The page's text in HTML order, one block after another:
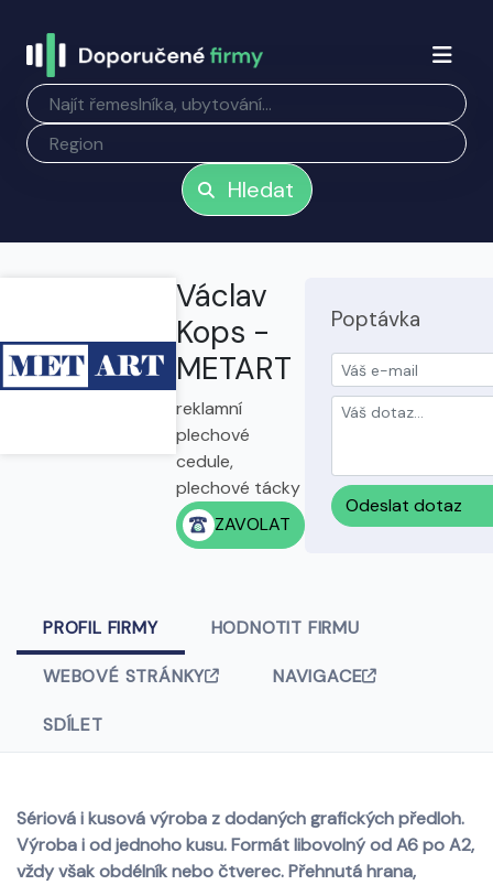
Hledat
Václav
Kops -
METART
reklamní
plechové
cedule,
plechové tácky
ZAVOLAT
Poptávka
Odeslat dotaz
PROFIL FIRMY HODNOTIT FIRMU
WEBOVÉ STRÁNKY NAVIGACE
SDÍLET
Sériová i kusová výroba z dodaných grafických předloh.
Výroba i od jednoho kusu. Formát libovolný od A6 po A2,
vždy však obdélník nebo čtverec. Přehnutá hrana,